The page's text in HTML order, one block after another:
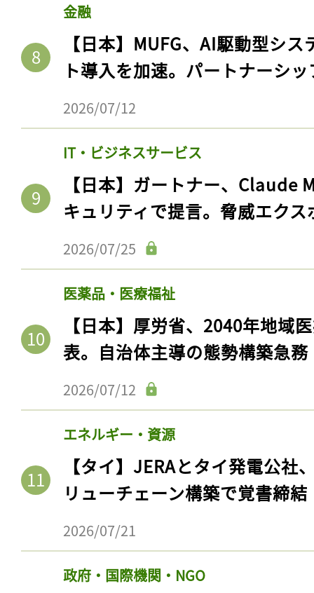
金融
【日本】MUFG、AI駆動型シ
ト導入を加速。パートナーシ
2026/07/12
IT・ビジネスサービス
【日本】ガートナー、Claude
キュリティで提言。脅威エク
2026/07/25
医薬品・医療福祉
【日本】厚労省、2040年地域
表。自治体主導の態勢構築急務
2026/07/12
エネルギー・資源
【タイ】JERAとタイ発電公社
リューチェーン構築で覚書締結
2026/07/21
政府・国際機関・NGO